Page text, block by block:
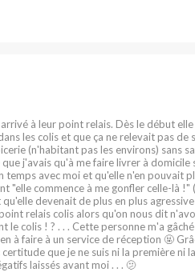
à leur point relais. Dès le début
les colis et que ça ne relevait pas de
(n'habitant pas les environs) sans
j'avais qu'à me faire livrer à domicile
temps avec moi et qu'elle n'en pouvait
"elle commence à me gonfler celle-là
devenait de plus en plus
relais colis alors qu'on nous dit
colis ! ? . . . Cette personne m'a
à faire à un service de réception 🤬
que je ne suis ni la première ni
laissés avant moi . . . 🫤